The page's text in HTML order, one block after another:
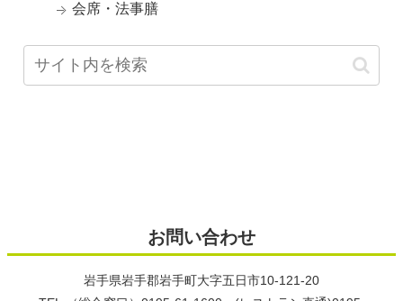
会席・法事膳
お問い合わせ
岩手県岩手郡岩手町大字五日市10-121-20